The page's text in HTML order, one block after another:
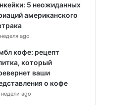
5 неожиданных
американского
ago
кофе: рецепт
который
ваши
о кофе
недели ago